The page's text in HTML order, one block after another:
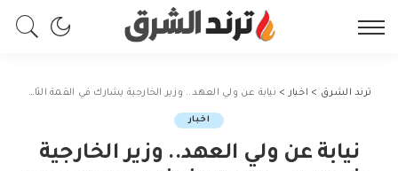
ترند الشرق > اخبار > نيابة عن ولي العهد.. وزير الخارجية يشارك في القمة الثالثة لحوار التعاون الآسيوي
اخبار
نيابة عن ولي العهد.. وزير الخارجية